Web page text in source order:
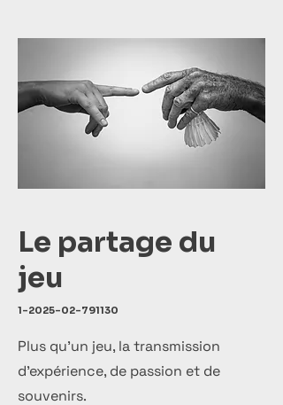
Le partage du
jeu
1-2025-02-791130
Plus qu’un jeu, la transmission
d’expérience, de passion et de
souvenirs.